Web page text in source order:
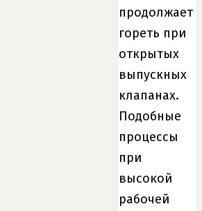
продолжает
гореть при
открытых
выпускных
клапанах.
Подобные
процессы
при
высокой
рабочей